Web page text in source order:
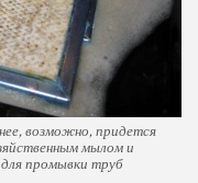
возможно, придется
мылом и
промывки труб